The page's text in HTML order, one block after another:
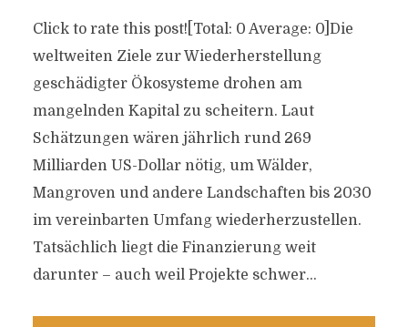
Click to rate this post![Total: 0 Average: 0]Die
weltweiten Ziele zur Wiederherstellung
geschädigter Ökosysteme drohen am
mangelnden Kapital zu scheitern. Laut
Schätzungen wären jährlich rund 269
Milliarden US-Dollar nötig, um Wälder,
Mangroven und andere Landschaften bis 2030
im vereinbarten Umfang wiederherzustellen.
Tatsächlich liegt die Finanzierung weit
darunter – auch weil Projekte schwer...